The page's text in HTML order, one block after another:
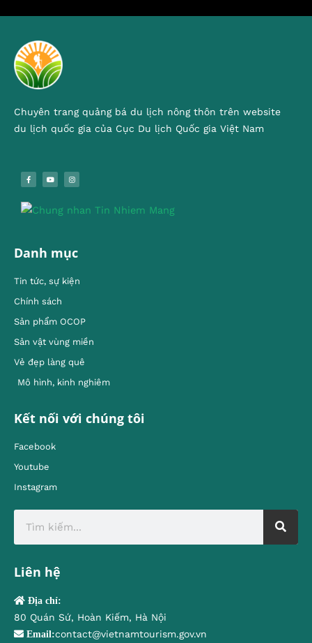
Chuyên trang quảng bá du lịch nông thôn trên website
du lịch quốc gia của Cục Du lịch Quốc gia Việt Nam
Danh mục
Tin tức, sự kiện
Chính sách
Sản phẩm OCOP
Sản vật vùng miền
Vẻ đẹp làng quê
Mô hình, kinh nghiêm
Kết nối với chúng tôi
Facebook
Youtube
Instagram
Liên hệ
Địa chỉ:
80 Quán Sứ, Hoàn Kiếm, Hà Nội
Email:contact@vietnamtourism.gov.vn